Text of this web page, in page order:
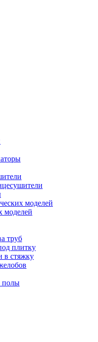
моделей
моделей
труб
плитку
в стяжку
полы